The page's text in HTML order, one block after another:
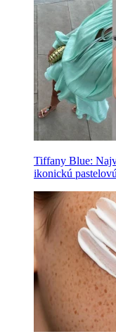
Tiffany Blue:
ikonickú